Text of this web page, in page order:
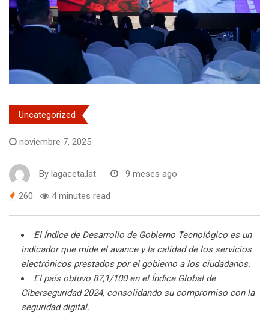
Uncategorized
noviembre 7, 2025
By lagaceta.lat 9 meses ago
260 4 minutes read
El Índice de Desarrollo de Gobierno Tecnológico es un
indicador que mide el avance y la calidad de los servicios
electrónicos prestados por el gobierno a los ciudadanos.
El país obtuvo 87,1/100 en el Índice Global de
Ciberseguridad 2024, consolidando su compromiso con la
seguridad digital.